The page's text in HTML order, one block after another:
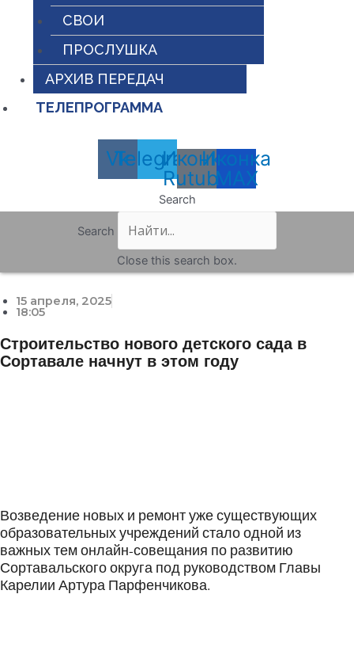
СВОИ
ПРОСЛУШКА
АРХИВ ПЕРЕДАЧ
ТЕЛЕПРОГРАММА
Vk
Telegram
Иконка
Rutube
Иконка
MAX
Search
Search
Close this search box.
15 апреля, 2025
18:05
Строительство нового детского сада в
Сортавале начнут в этом году
Возведение новых и ремонт уже существующих
образовательных учреждений стало одной из
важных тем онлайн-совещания по развитию
Сортавальского округа под руководством Главы
Карелии Артура Парфенчикова.